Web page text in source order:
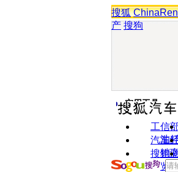
搜狐 ChinaRen
产 搜狗
实用工具
工信
油
汽车
销
搜狗浏
览